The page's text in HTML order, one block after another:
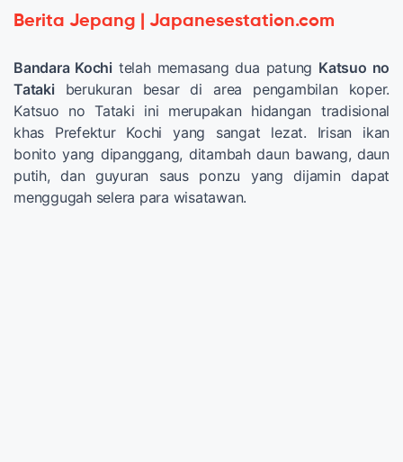
Berita Jepang | Japanesestation.com
Bandara Kochi telah memasang dua patung Katsuo no
Tataki berukuran besar di area pengambilan koper.
Katsuo no Tataki ini merupakan hidangan tradisional
khas Prefektur Kochi yang sangat lezat. Irisan ikan
bonito yang dipanggang, ditambah daun bawang, daun
putih, dan guyuran saus ponzu yang dijamin dapat
menggugah selera para wisatawan.